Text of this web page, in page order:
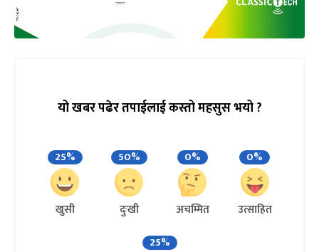
यो खबर पढेर तपाईलाई कस्तो महसुस भयो ?
25%
खुसी
50%
दुःखी
0%
अचम्मित
0%
उत्साहित
25%